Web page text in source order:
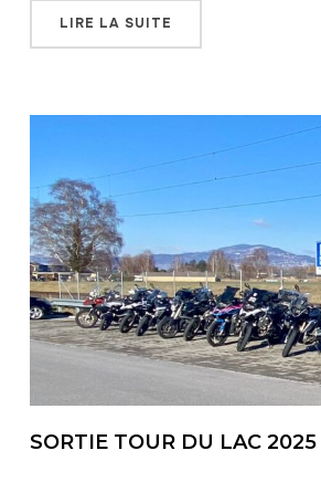
LIRE LA SUITE
SORTIE TOUR DU LAC 2025